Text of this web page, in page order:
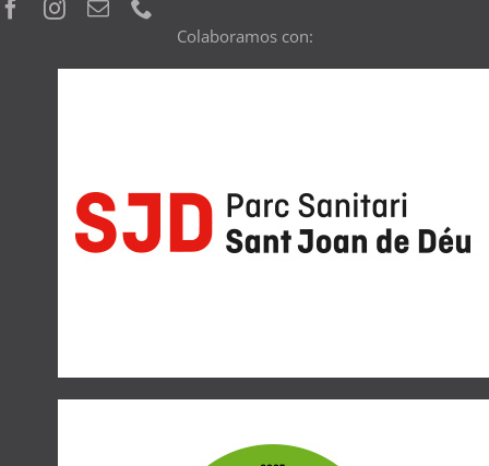
Colaboramos con: